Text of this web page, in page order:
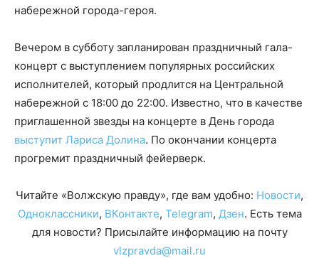
набережной города-героя.
Вечером в субботу запланирован праздничный гала-
концерт с выступлением популярных российских
исполнителей, который продлится на Центральной
набережной с 18:00 до 22:00. Известно, что в качестве
приглашенной звезды на концерте в День города
выступит Лариса Долина. По окончании концерта
прогремит праздничный фейерверк.
Читайте «Волжскую правду», где вам удобно: Новости,
Одноклассники, ВКонтакте, Telegram, Дзен. Есть тема
для новости? Присылайте информацию на почту
vlzpravda@mail.ru